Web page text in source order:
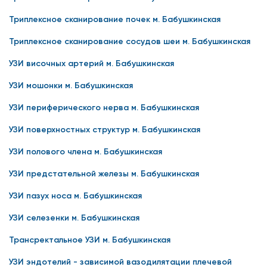
Триплексное сканирование почек м. Бабушкинская
Триплексное сканирование сосудов шеи м. Бабушкинская
УЗИ височных артерий м. Бабушкинская
УЗИ мошонки м. Бабушкинская
УЗИ периферического нерва м. Бабушкинская
УЗИ поверхностных структур м. Бабушкинская
УЗИ полового члена м. Бабушкинская
УЗИ предстательной железы м. Бабушкинская
УЗИ пазух носа м. Бабушкинская
УЗИ селезенки м. Бабушкинская
Трансректальное УЗИ м. Бабушкинская
УЗИ эндотелий - зависимой вазодилятации плечевой